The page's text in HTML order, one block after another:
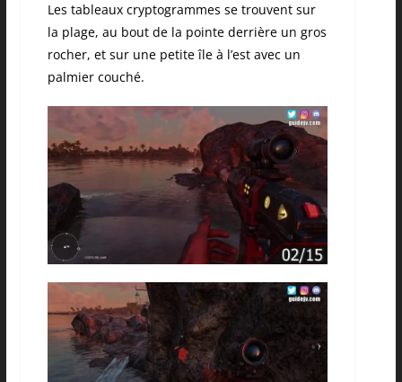
Les tableaux cryptogrammes se trouvent sur
la plage, au bout de la pointe derrière un gros
rocher, et sur une petite île à l’est avec un
palmier couché.